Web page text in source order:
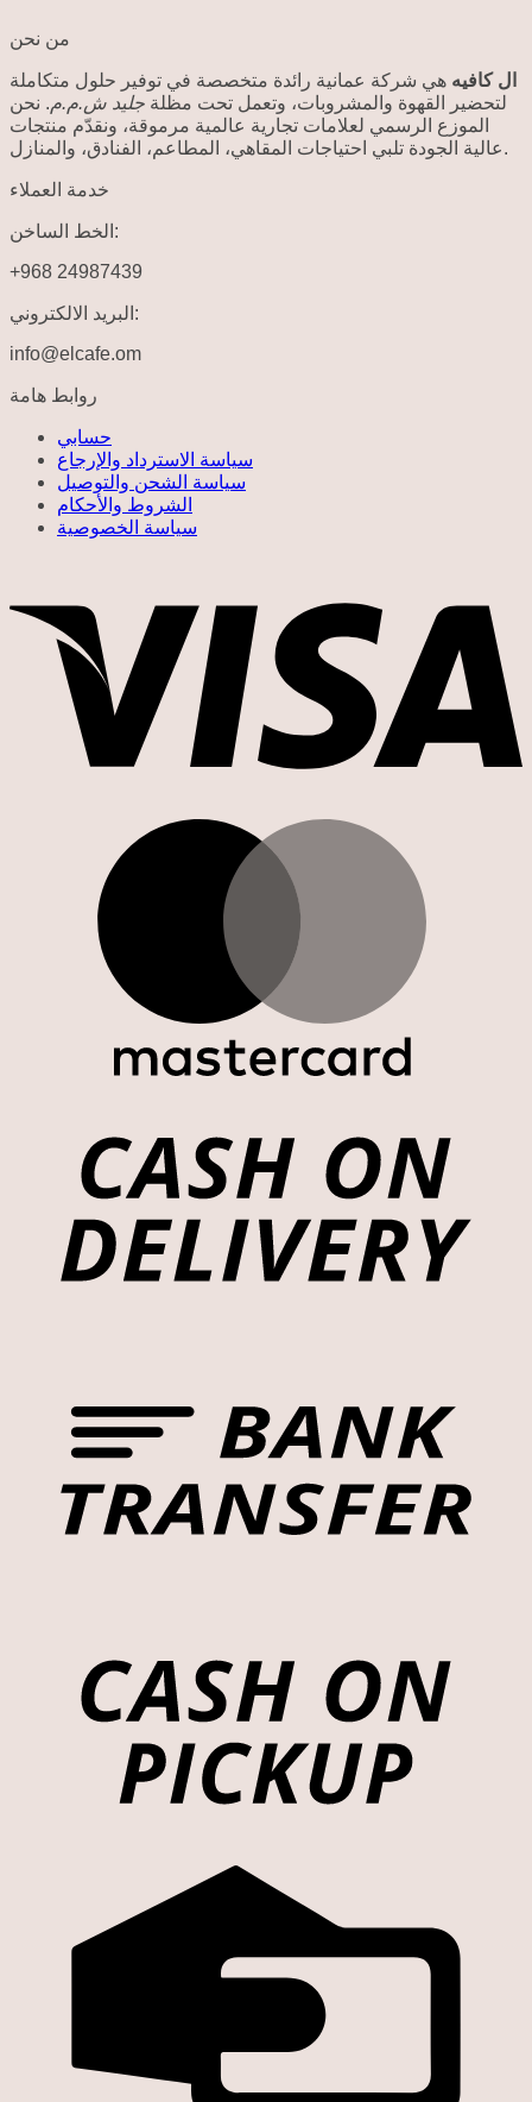
من نحن
ال كافيه هي شركة عمانية رائدة متخصصة في توفير حلول متكاملة
لتحضير القهوة والمشروبات، وتعمل تحت مظلة جليد ش.م.م. نحن
الموزع الرسمي لعلامات تجارية عالمية مرموقة، ونقدّم منتجات
عالية الجودة تلبي احتياجات المقاهي، المطاعم، الفنادق، والمنازل.
خدمة العملاء
الخط الساخن:
+968 24987439
البريد الالكتروني:
info@elcafe.om
روابط هامة
حسابي
سياسة الاسترداد والإرجاع
سياسة الشحن والتوصيل
الشروط والأحكام
سياسة الخصوصية